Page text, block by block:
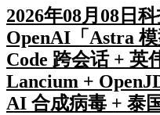
2026年08月08日
OpenAI「Astra
Code 跨会话 + 英
Lancium +
AI 合成病毒 + 泰